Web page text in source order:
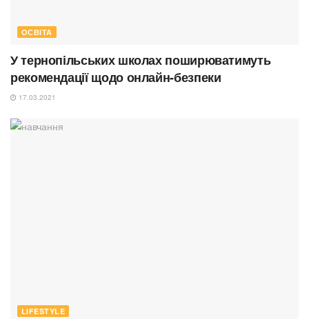
ОСВІТА
У тернопільських школах поширюватимуть
рекомендації щодо онлайн-безпеки
17.03.2021
LIFESTYLE